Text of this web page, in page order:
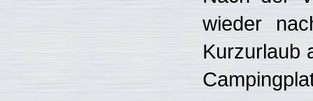
wieder
Kurzurlaub